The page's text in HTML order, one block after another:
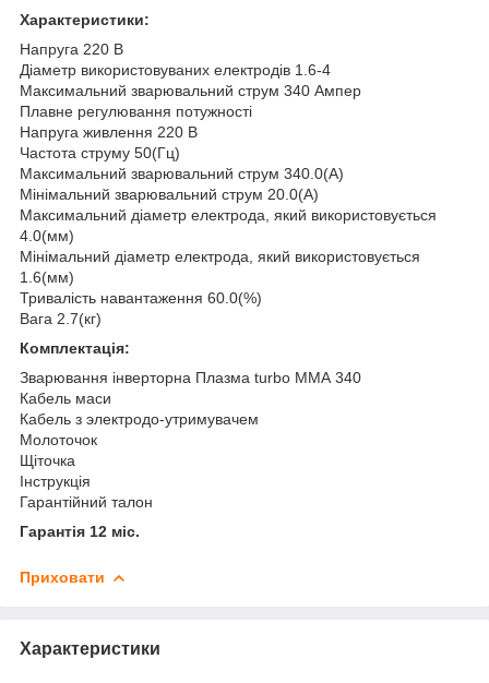
Характеристики:
Напруга 220 В
Діаметр використовуваних електродів 1.6-4
Максимальний зварювальний струм 340 Ампер
Плавне регулювання потужності
Напруга живлення 220 В
Частота струму 50(Гц)
Максимальний зварювальний струм 340.0(А)
Мінімальний зварювальний струм 20.0(А)
Максимальний діаметр електрода, який використовується
4.0(мм)
Мінімальний діаметр електрода, який використовується
1.6(мм)
Тривалість навантаження 60.0(%)
Вага 2.7(кг)
Комплектація:
Зварювання інверторна Плазма turbo ММА 340
Кабель маси
Кабель з электродо-утримувачем
Молоточок
Щіточка
Інструкція
Гарантійний талон
Гарантія 12 міс.
Приховати
Характеристики